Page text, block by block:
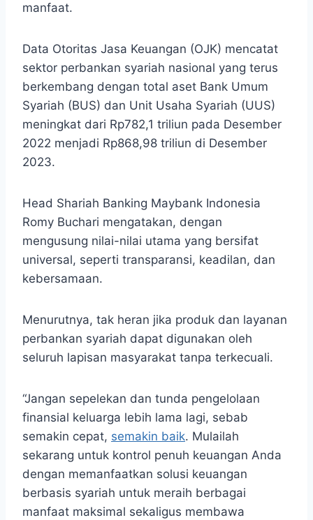
manfaat.
Data Otoritas Jasa Keuangan (OJK) mencatat
sektor perbankan syariah nasional yang terus
berkembang dengan total aset Bank Umum
Syariah (BUS) dan Unit Usaha Syariah (UUS)
meningkat dari Rp782,1 triliun pada Desember
2022 menjadi Rp868,98 triliun di Desember
2023.
Head Shariah Banking Maybank Indonesia
Romy Buchari mengatakan, dengan
mengusung nilai-nilai utama yang bersifat
universal, seperti transparansi, keadilan, dan
kebersamaan.
Menurutnya, tak heran jika produk dan layanan
perbankan syariah dapat digunakan oleh
seluruh lapisan masyarakat tanpa terkecuali.
“Jangan sepelekan dan tunda pengelolaan
finansial keluarga lebih lama lagi, sebab
semakin cepat, semakin baik. Mulailah
sekarang untuk kontrol penuh keuangan Anda
dengan memanfaatkan solusi keuangan
berbasis syariah untuk meraih berbagai
manfaat maksimal sekaligus membawa